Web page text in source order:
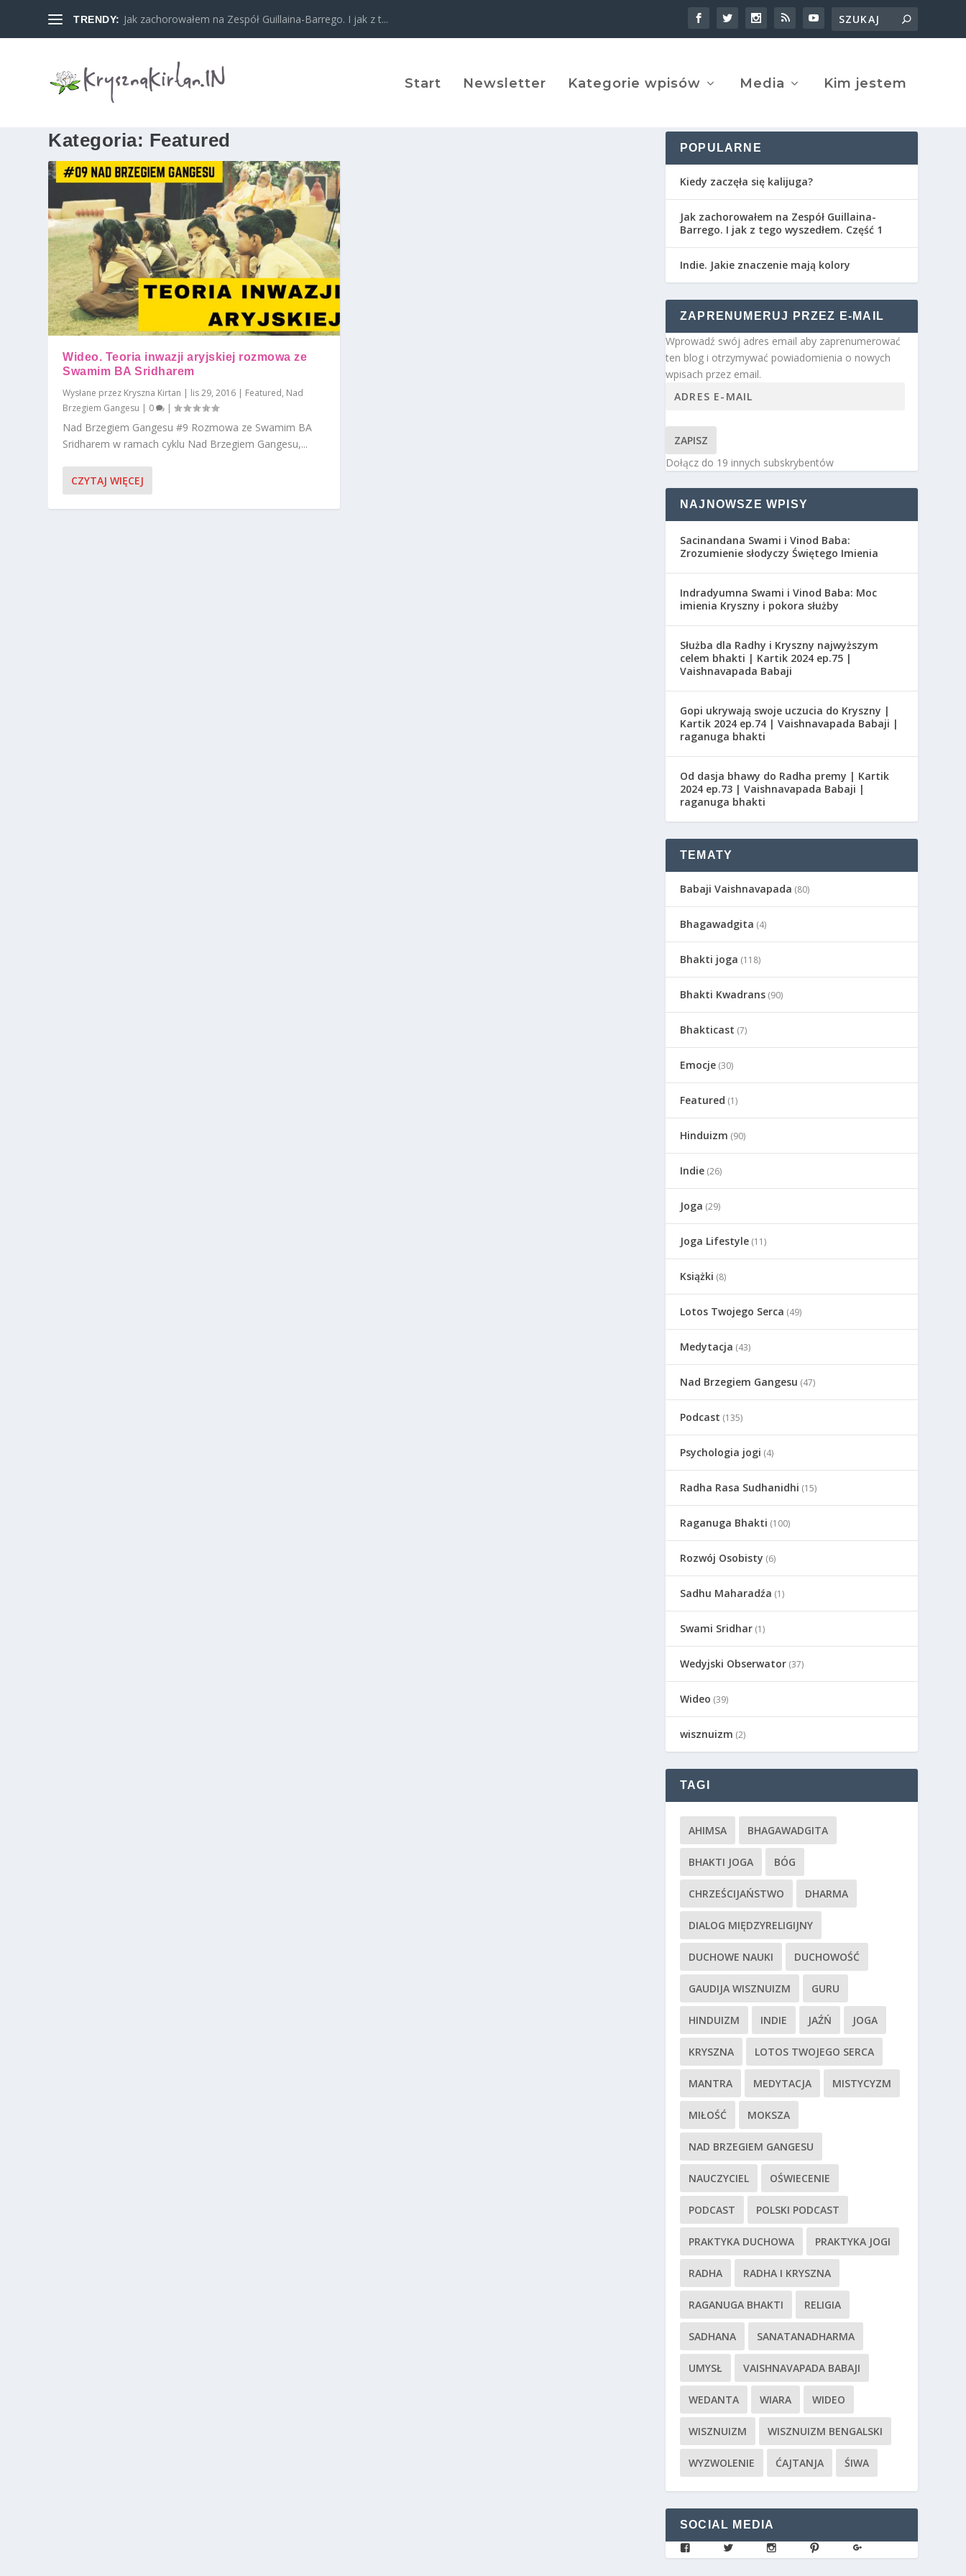
TRENDY: Jak zachorowałem na Zespół Guillaina-Barrego. I jak z t...
Start Newsletter Kategorie wpisów Media Kim jestem
Kategoria: Featured
Wideo. Teoria inwazji aryjskiej rozmowa ze
Swamim BA Sridharem
Wysłane przez Kryszna Kirtan | lis 29, 2016 | Featured, Nad
Brzegiem Gangesu | 0 |
Nad Brzegiem Gangesu #9 Rozmowa ze Swamim BA
Sridharem w ramach cyklu Nad Brzegiem Gangesu,...
CZYTAJ WIĘCEJ
POPULARNE
Kiedy zaczęła się kalijuga?
Jak zachorowałem na Zespół Guillaina-
Barrego. I jak z tego wyszedłem. Część 1
Indie. Jakie znaczenie mają kolory
ZAPRENUMERUJ PRZEZ E-MAIL
Wprowadź swój adres email aby zaprenumerować
ten blog i otrzymywać powiadomienia o nowych
wpisach przez email.
ZAPISZ
Dołącz do 19 innych subskrybentów
NAJNOWSZE WPISY
Sacinandana Swami i Vinod Baba:
Zrozumienie słodyczy Świętego Imienia
Indradyumna Swami i Vinod Baba: Moc
imienia Kryszny i pokora służby
Służba dla Radhy i Kryszny najwyższym
celem bhakti | Kartik 2024 ep.75 |
Vaishnavapada Babaji
Gopi ukrywają swoje uczucia do Kryszny |
Kartik 2024 ep.74 | Vaishnavapada Babaji |
raganuga bhakti
Od dasja bhawy do Radha premy | Kartik
2024 ep.73 | Vaishnavapada Babaji |
raganuga bhakti
TEMATY
Babaji Vaishnavapada (80)
Bhagawadgita (4)
Bhakti joga (118)
Bhakti Kwadrans(90)
Bhakticast (7)
Emocje(30)
Featured (1)
Hinduizm (90)
Indie(26)
Joga (29)
Joga Lifestyle(11)
Książki (8)
Lotos Twojego Serca (49)
Medytacja (43)
Nad Brzegiem Gangesu (47)
Podcast (135)
Psychologia jogi (4)
Radha Rasa Sudhanidhi (15)
Raganuga Bhakti (100)
Rozwój Osobisty (6)
Sadhu Maharadźa (1)
Swami Sridhar(1)
Wedyjski Obserwator(37)
Wideo (39)
wisznuizm (2)
TAGI
AHIMSA BHAGAWADGITA
BHAKTI JOGA BÓG
CHRZEŚCIJAŃSTWO DHARMA
DIALOG MIĘDZYRELIGIJNY
DUCHOWE NAUKI DUCHOWOŚĆ
GAUDIJA WISZNUIZM GURU
HINDUIZM INDIE JAŹŃ JOGA
KRYSZNA LOTOS TWOJEGO SERCA
MANTRA MEDYTACJA MISTYCYZM
MIŁOŚĆ MOKSZA
NAD BRZEGIEM GANGESU
NAUCZYCIEL OŚWIECENIE
PODCAST POLSKI PODCAST
PRAKTYKA DUCHOWA PRAKTYKA JOGI
RADHA RADHA I KRYSZNA
RAGANUGA BHAKTI RELIGIA
SADHANA SANATANADHARMA
UMYSŁ VAISHNAVAPADA BABAJI
WEDANTA WIARA WIDEO
WISZNUIZM WISZNUIZM BENGALSKI
WYZWOLENIE ĆAJTANJA ŚIWA
SOCIAL MEDIA